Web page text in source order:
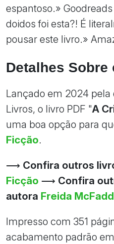
espantoso.»
doidos foi esta?! É
pousar este livro.»
Detalhes Sobre
Lançado em 2024 pela
Livros, o livro PDF "A
uma boa opção para
Ficção.
⟶ Confira outros
Ficção ⟶ Confira
autora Freida
Impresso com 351
acabamento padrão